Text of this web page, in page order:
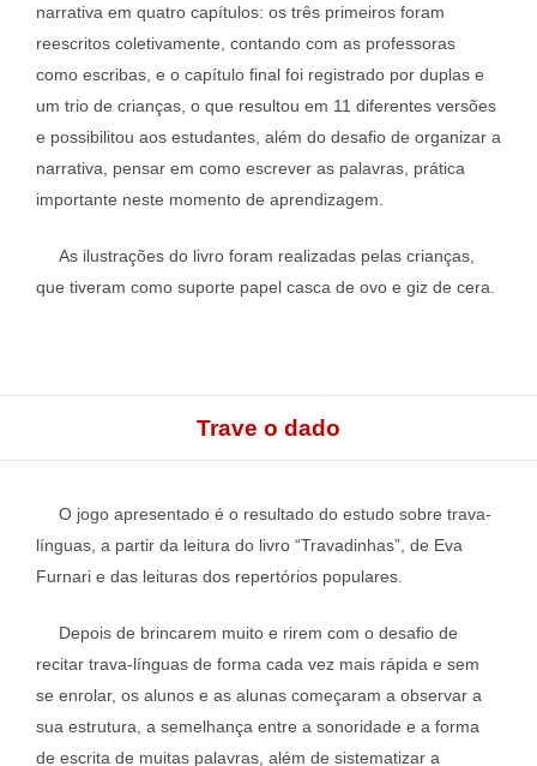
narrativa em quatro capítulos: os três primeiros foram
reescritos coletivamente, contando com as professoras
como escribas, e o capítulo final foi registrado por duplas e
um trio de crianças, o que resultou em 11 diferentes versões
e possibilitou aos estudantes, além do desafio de organizar a
narrativa, pensar em como escrever as palavras, prática
importante neste momento de aprendizagem.
As ilustrações do livro foram realizadas pelas crianças,
que tiveram como suporte papel casca de ovo e giz de cera.
Trave o dado
O jogo apresentado é o resultado do estudo sobre trava-
línguas, a partir da leitura do livro “Travadinhas”, de Eva
Furnari e das leituras dos repertórios populares.
Depois de brincarem muito e rirem com o desafio de
recitar trava-línguas de forma cada vez mais rápida e sem
se enrolar, os alunos e as alunas começaram a observar a
sua estrutura, a semelhança entre a sonoridade e a forma
de escrita de muitas palavras, além de sistematizar a